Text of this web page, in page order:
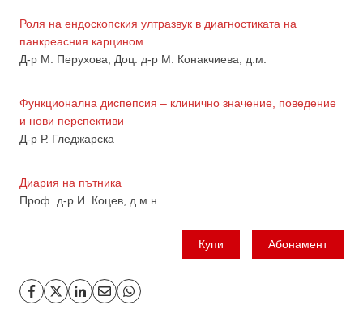
Роля на ендоскопския ултразвук в диагностиката на
панкреасния карцином
Д-р М. Перухова, Доц. д-р М. Конакчиева, д.м.
Функционална диспепсия – клинично значение, поведение
и нови перспективи
Д-р Р. Гледжарскa
Диария на пътника
Проф. д-р И. Коцев, д.м.н.
Купи Абонамент